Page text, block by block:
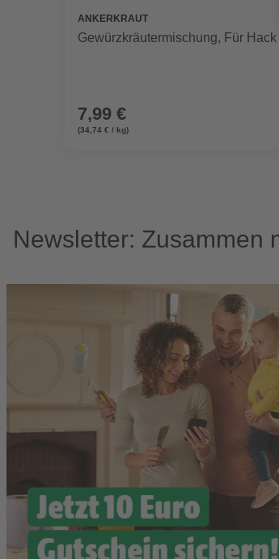
ANKERKRAUT
Gewürzkräutermischung, Für
7,99 €
(34,74 € / kg)
Newsletter: Zusammen